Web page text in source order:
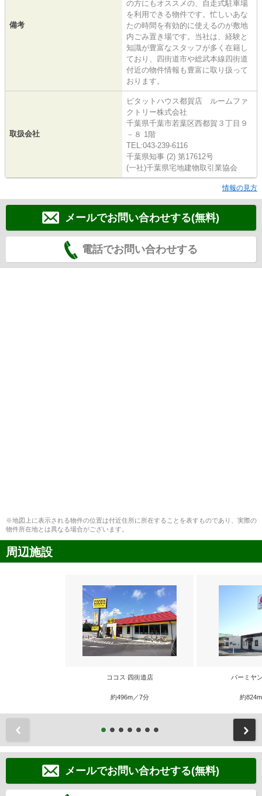
備考
の方にもオススメの、自走式駐車場
を利用できる物件です。忙しいあな
たの時間を有効的に使えるのが敷地
内ごみ置き場です。当社は、経験と
知識が豊富なスタッフが多く在籍し
ており、四街道市や総武本線四街道
付近の物件情報も豊富に取り扱って
おります。
取扱会社
ピタットハウス都賀店 ルームファ
クトリー株式会社
千葉県千葉市若葉区西都賀３丁目９
－８ 1階
TEL:043-239-6116
千葉県知事 (2) 第17612号
(一社)千葉県宅地建物取引業協会
情報の見方
メールでお問い合わせする(無料)
電話でお問い合わせする
※地図上に表示される物件の位置は付近住所に所在することを表すものであり、実際の
物件所在地とは異なる場合がございます。
周辺施設
ココス 四街道店
約496m／7分
バーミヤ
約
メールでお問い合わせする(無料)